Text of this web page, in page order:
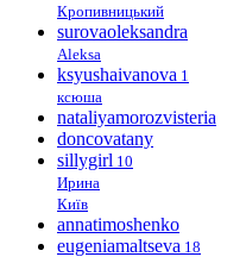
Кропивницький
surovaoleksandra
Aleksa
ksyushaivanova 1
ксюша
nataliyamorozvisteria
doncovatany
sillygirl 10
Ирина
Київ
annatimoshenko
eugeniamaltseva 18